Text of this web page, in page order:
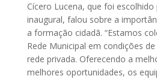
Cícero Lucena, que foi
inaugural, falou sobre a
a formação cidadã. “Estamos
Rede Municipal em condições
rede privada. Oferecendo a
melhores oportunidades, os